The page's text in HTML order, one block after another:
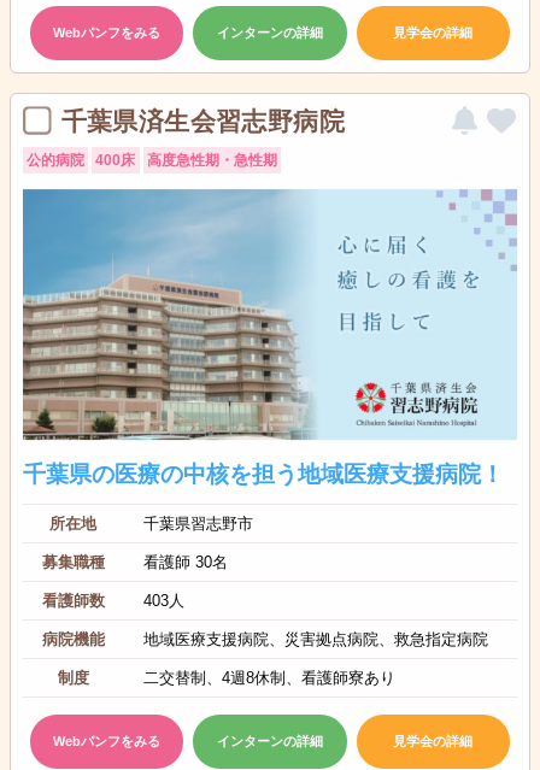
Webパンフをみる インターンの詳細 見学会の詳細
千葉県済生会習志野病院
公的病院 400床 高度急性期・急性期
千葉県の医療の中核を担う地域医療支援病院！
所在地 千葉県習志野市
募集職種 看護師 30名
看護師数 403人
病院機能 地域医療支援病院、災害拠点病院、救急指定病院
制度 二交替制、4週8休制、看護師寮あり
Webパンフをみる インターンの詳細 見学会の詳細